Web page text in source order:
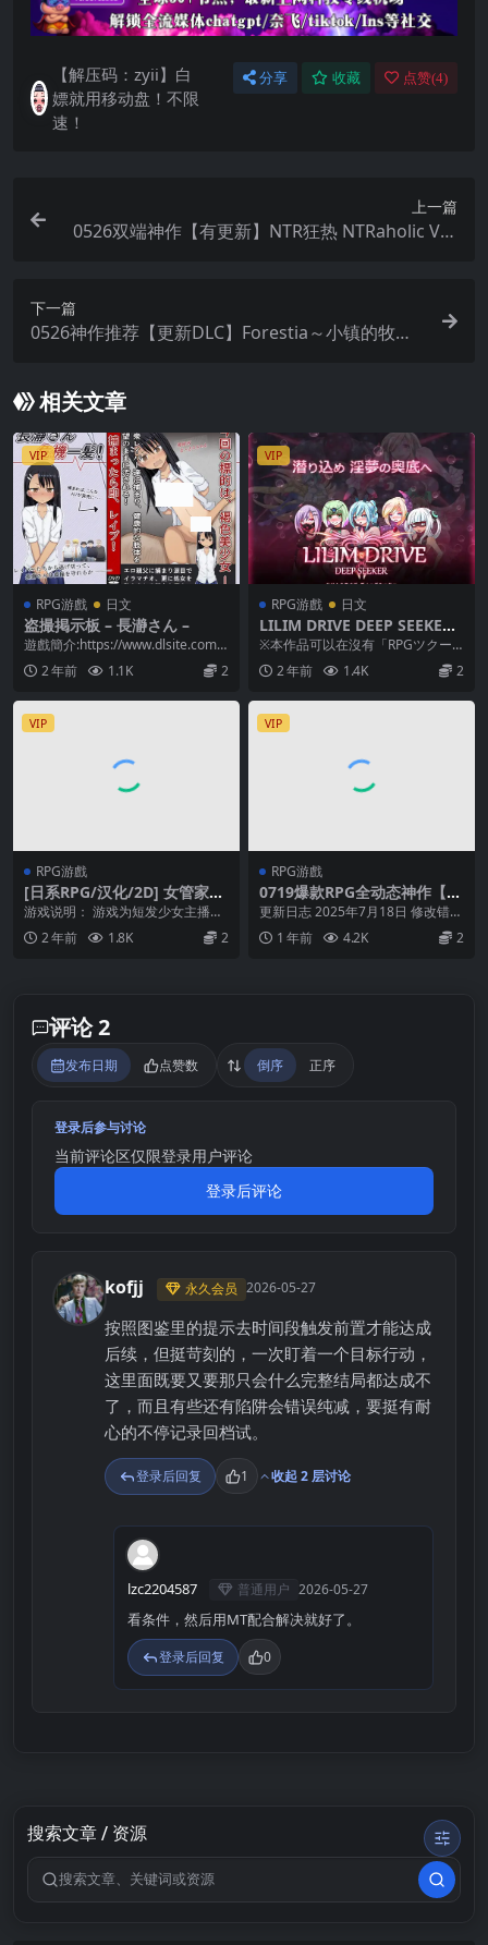
【解压码：zyii】白
嫖就用移动盘！不限
速！
分享 收藏 点赞(4)
上一篇
0526双端神作【有更新】NTR狂热 NTRaholic Ver
下一篇
0526神作推荐【更新DLC】Forestia～小镇的牧场
相关文章
VIP
RPG游戲 日文
盗撮掲示板 – 長瀞さん –
遊戲簡介:https://www.dlsite.com/
maniax/work/...
2 年前 1.1K 2
VIP
RPG游戲 日文
LILIM DRIVE DEEP SEEKER
Ver2.1.2
※本作品可以在沒有「RPGツクー
ルVX RTP」的情況下啟動，但如果
無法啟動的話...
2 年前 1.4K 2
VIP
RPG游戲
[日系RPG/汉化/2D] 女管家的
日常生活【安卓直装】
游戏说明： 游戏为短发少女主播有
着超强性欲的故事。 游戏全程有着
CV配音，角色也...
2 年前 1.8K 2
VIP
RPG游戲
0719爆款RPG全动态神作【旧
作更新】我秘密的暑假时光~
ぼくのひみつの夏休み はなま
る v1.0.1【AI加载汉化】
更新日志 2025年7月18日 修改错字
BUG修复 ●ver1.0.1 ・修复了...
1 年前 4.2K 2
评论 2
发布日期 点赞数 倒序 正序
登录后参与讨论
当前评论区仅限登录用户评论
登录后评论
K kofjj 永久会员 2026-05-27
按照图鉴里的提示去时间段触发前置才能达成
后续，但挺苛刻的，一次盯着一个目标行动，
这里面既要又要那只会什么完整结局都达成不
了，而且有些还有陷阱会错误纯减，要挺有耐
心的不停记录回档试。
登录后回复 1 收起 2 层讨论
L
lzc2204587 普通用户 2026-05-27
看条件，然后用MT配合解决就好了。
登录后回复 0
搜索文章 / 资源
搜索关键词